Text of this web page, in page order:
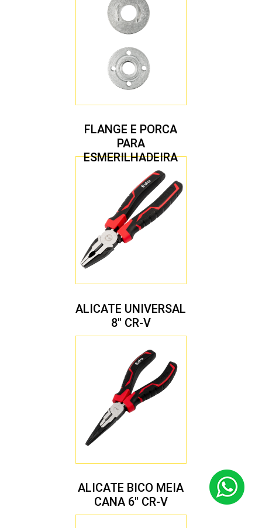
FLANGE E PORCA
PARA
ESMERILHADEIRA
4.1/2″ 20,00 MM
ALICATE UNIVERSAL
8″ CR-V
ALICATE BICO MEIA
CANA 6″ CR-V